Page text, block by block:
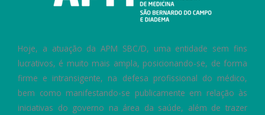
Hoje, a atuação da APM SBC/D, uma entidade sem fins
lucrativos, é muito mais ampla, posicionando-se, de forma
firme e intransigente, na defesa profissional do médico,
bem como manifestando-se publicamente em relação às
iniciativas do governo na área da saúde, além de trazer